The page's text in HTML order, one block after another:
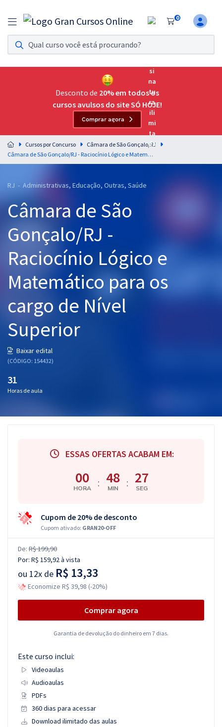
0
Assinatura Ilimitada 11
Acesso a todos os cursos. Teste grátis por 7 dias!
Assinatura OAB Até Passar
Acesso ilimitado a toda preparação para o Exame da
Residências Multiprofissionais
Preparação completa e intensiva para as principais
residências em saúde do Brasil
Cursos 20% OFF
Pós
Graduação
OAB
Questões grátis
Blog
Aprovados
Desconto de 20% em todos os
cursos avulsos do site SÓ HOJE!
Comprar agora
Cursos por Concurso
Câmara de São Gonçalo/RJ
Câmara de São Gonçalo/RJ - Raciocínio Lógico e Matemático para os cargo de Nível Superior
RJ - Administrativas, Educação, Outras, Saúde
Câmara de São
Gonçalo/RJ -
Raciocínio Lógico e
Matemático para os
cargo de Nível
Superior
Baixar edital
(CÓDIGO: 154432)
31
Horas de aula
ESSAS OFERTAS ACABAM EM:
00
HORA : 48
MIN : 26
SEG
Cupom de 20% de desconto
Cupom ativado: GRAN20-OFF
De: R$ 199,90
Por: R$ 159,92à vista
ou 12x de R$ 13,33
Economize R$ 39,98 (-20%)
Comprar agora
Garantia de devolução do dinheiro em 7 dias.
Este curso inclui:
Videoaulas
Audioaulas
PDFs
360 dias para acessar
Download ilimitado das aulas